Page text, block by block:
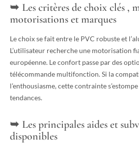
Les critères de choix clés ,
motorisations et marques
Le choix se fait entre le PVC robuste et
L’utilisateur recherche une motorisation
européenne. Le confort passe par des
télécommande multifonction. Si la
l’enthousiasme, cette contrainte
tendances.
Les principales aides et
disponibles